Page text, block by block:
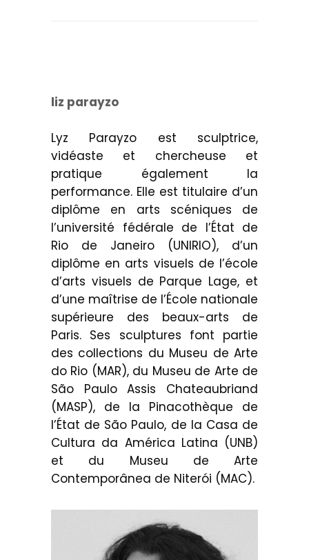
liz parayzo
Lyz Parayzo est sculptrice,
vidéaste et chercheuse et
pratique également la
performance. Elle est titulaire d’un
diplôme en arts scéniques de
l’université fédérale de l’État de
Rio de Janeiro (UNIRIO), d’un
diplôme en arts visuels de l’école
d’arts visuels de Parque Lage, et
d’une maîtrise de l’École nationale
supérieure des beaux-arts de
Paris. Ses sculptures font partie
des collections du Museu de Arte
do Rio (MAR), du Museu de Arte de
São Paulo Assis Chateaubriand
(MASP), de la Pinacothèque de
l’État de São Paulo, de la Casa de
Cultura da América Latina (UNB)
et du Museu de Arte
Contemporânea de Niterói (MAC).